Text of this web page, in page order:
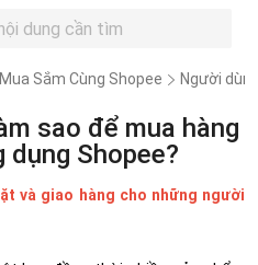
Mua Sắm Cùng Shopee Người
sao để mua hàng
Shopee?
và giao hàng cho những người